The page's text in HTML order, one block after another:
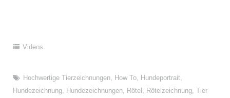
Videos
Hochwertige Tierzeichnungen, How To, Hundeportrait,
Hundezeichnung, Hundezeichnungen, Rötel , Rötelzeichnung, Tier